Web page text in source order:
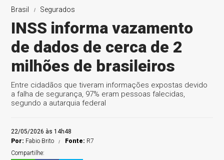
Brasil Segurados
INSS informa vazamento
de dados de cerca de 2
milhões de brasileiros
Entre cidadãos que tiveram informações expostas devido
a falha de segurança, 97% eram pessoas falecidas,
segundo a autarquia federal
22/05/2026 às 14h48
Por: Fabio Brito Fonte: R7
Compartilhe: